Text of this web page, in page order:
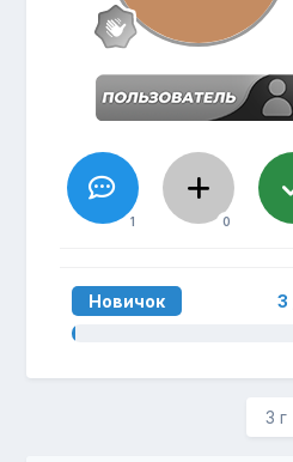
1 0
Новичок 3
3 г